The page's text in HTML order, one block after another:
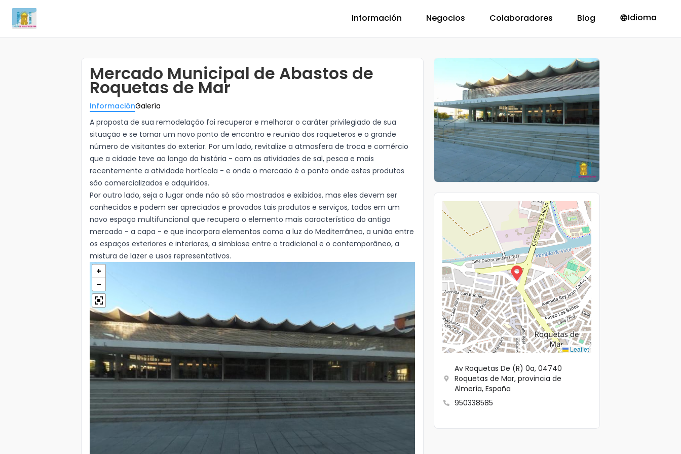
Información Negocios Colaboradores Blog Idioma
Mercado Municipal de Abastos de
Roquetas de Mar
InformaciónGalería
A proposta de sua remodelação foi recuperar e melhorar o caráter privilegiado de sua
situação e se tornar um novo ponto de encontro e reunião dos roqueteros e o grande
número de visitantes do exterior. Por um lado, revitalize a atmosfera de troca e comércio
que a cidade teve ao longo da história - com as atividades de sal, pesca e mais
recentemente a atividade hortícola - e onde o mercado é o ponto onde estes produtos
são comercializados e adquiridos.
Por outro lado, seja o lugar onde não só são mostrados e exibidos, mas eles devem ser
conhecidos e podem ser apreciados e provados tais produtos e serviços, todos em um
novo espaço multifuncional que recupera o elemento mais característico do antigo
mercado - a capa - e que incorpora elementos como a luz do Mediterrâneo, a união entre
os espaços exteriores e interiores, a simbiose entre o tradicional e o contemporâneo, a
mistura de lazer e usos representativos.
Leaflet
Av Roquetas De (R) 0a, 04740
Roquetas de Mar, provincia de
Almería, España
950338585